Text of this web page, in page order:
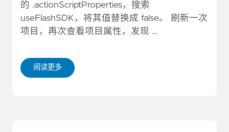
的 .actionScriptProperties，搜索
useFlashSDK，将其值替换成 false。 刷新一次
项目，再次查看项目属性，发现 …
阅读更多